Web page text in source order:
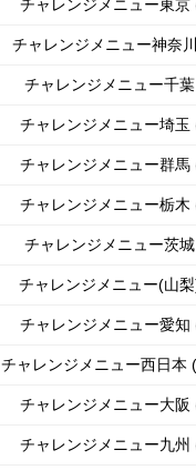
チャレンジメニュー東京
チャレンジメニュー神奈
チャレンジメニュー千
チャレンジメニュー埼玉
チャレンジメニュー群馬
チャレンジメニュー栃木
チャレンジメニュー茨
チャレンジメニュー(山
チャレンジメニュー愛知
チャレンジメニュー西日本
チャレンジメニュー大阪
チャレンジメニュー九州